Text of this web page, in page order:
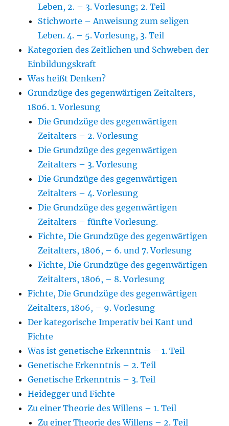
Leben, 2. – 3. Vorlesung; 2. Teil
Stichworte – Anweisung zum seligen
Leben. 4. – 5. Vorlesung, 3. Teil
Kategorien des Zeitlichen und Schweben der
Einbildungskraft
Was heißt Denken?
Grundzüge des gegenwärtigen Zeitalters,
1806. 1. Vorlesung
Die Grundzüge des gegenwärtigen
Zeitalters – 2. Vorlesung
Die Grundzüge des gegenwärtigen
Zeitalters – 3. Vorlesung
Die Grundzüge des gegenwärtigen
Zeitalters – 4. Vorlesung
Die Grundzüge des gegenwärtigen
Zeitalters – fünfte Vorlesung.
Fichte, Die Grundzüge des gegenwärtigen
Zeitalters, 1806, – 6. und 7. Vorlesung
Fichte, Die Grundzüge des gegenwärtigen
Zeitalters, 1806, – 8. Vorlesung
Fichte, Die Grundzüge des gegenwärtigen
Zeitalters, 1806, – 9. Vorlesung
Der kategorische Imperativ bei Kant und
Fichte
Was ist genetische Erkenntnis – 1. Teil
Genetische Erkenntnis – 2. Teil
Genetische Erkenntnis – 3. Teil
Heidegger und Fichte
Zu einer Theorie des Willens – 1. Teil
Zu einer Theorie des Willens – 2. Teil